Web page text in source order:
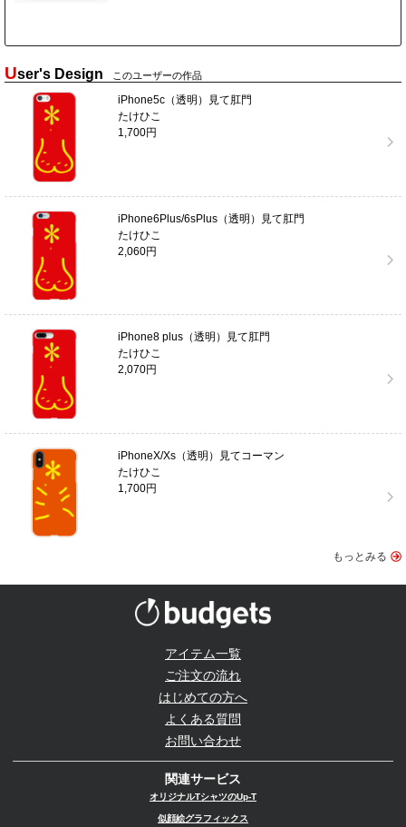
User's Design このユーザーの作品
iPhone5c（透明）見て肛門
たけひこ
1,700円
iPhone6Plus/6sPlus（透明）見て肛門
たけひこ
2,060円
iPhone8 plus（透明）見て肛門
たけひこ
2,070円
iPhoneX/Xs（透明）見てコーマン
たけひこ
1,700円
もっとみる
アイテム一覧
ご注文の流れ
はじめての方へ
よくある質問
お問い合わせ
関連サービス
オリジナルTシャツのUp-T
似顔絵グラフィックス